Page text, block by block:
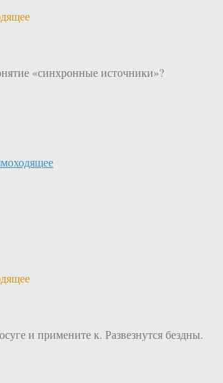
«синхронные источники»?
и примените к. Развезнутся бездны.